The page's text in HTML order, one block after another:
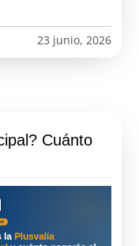
23 junio, 2026
Cuánto